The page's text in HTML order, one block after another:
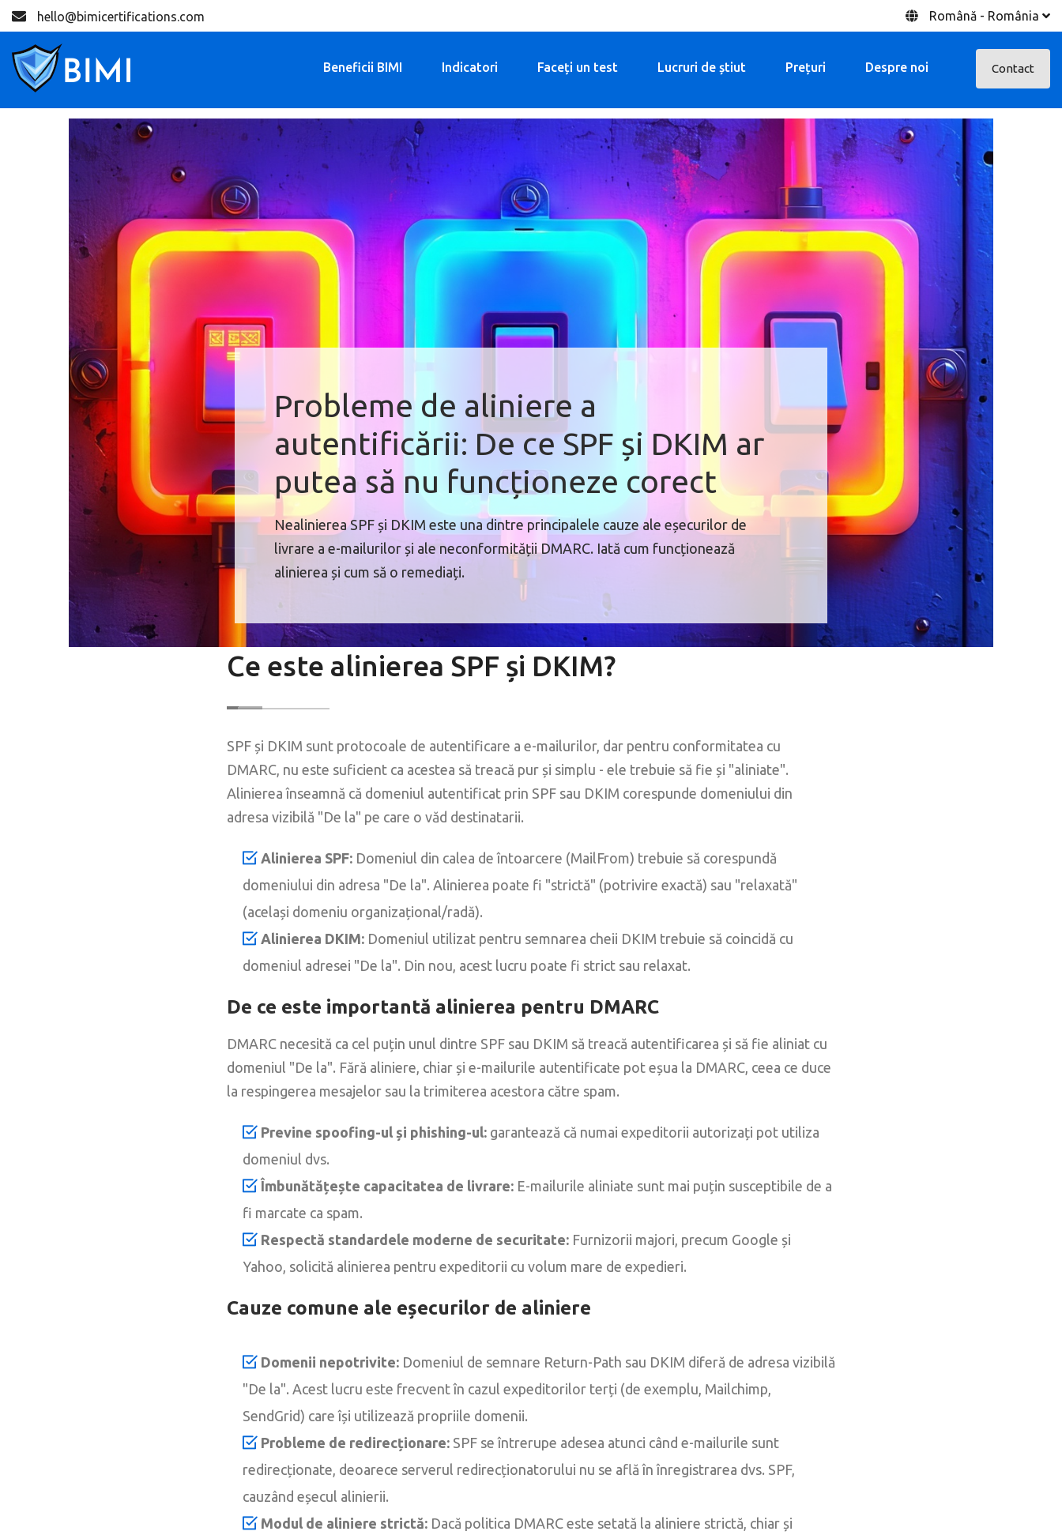
hello@bimicertifications.com Română - România
Beneficii BIMI Indicatori Faceți un test Lucruri de știut Prețuri Despre noi Contact
Probleme de aliniere a
autentificării: De ce SPF și DKIM ar
putea să nu funcționeze corect
Nealinierea SPF și DKIM este una dintre principalele cauze ale eșecurilor de
livrare a e-mailurilor și ale neconformității DMARC. Iată cum funcționează
alinierea și cum să o remediați.
Ce este alinierea SPF și DKIM?
SPF și DKIM sunt protocoale de autentificare a e-mailurilor, dar pentru conformitatea cu
DMARC, nu este suficient ca acestea să treacă pur și simplu - ele trebuie să fie și "aliniate".
Alinierea înseamnă că domeniul autentificat prin SPF sau DKIM corespunde domeniului din
adresa vizibilă "De la" pe care o văd destinatarii.
Alinierea SPF: Domeniul din calea de întoarcere (MailFrom) trebuie să corespundă
domeniului din adresa "De la". Alinierea poate fi "strictă" (potrivire exactă) sau "relaxată"
(același domeniu organizațional/radă).
Alinierea DKIM: Domeniul utilizat pentru semnarea cheii DKIM trebuie să coincidă cu
domeniul adresei "De la". Din nou, acest lucru poate fi strict sau relaxat.
De ce este importantă alinierea pentru DMARC
DMARC necesită ca cel puțin unul dintre SPF sau DKIM să treacă autentificarea și să fie aliniat cu
domeniul "De la". Fără aliniere, chiar și e-mailurile autentificate pot eșua la DMARC, ceea ce duce
la respingerea mesajelor sau la trimiterea acestora către spam.
Previne spoofing-ul și phishing-ul: garantează că numai expeditorii autorizați pot utiliza
domeniul dvs.
Îmbunătățește capacitatea de livrare: E-mailurile aliniate sunt mai puțin susceptibile de a
fi marcate ca spam.
Respectă standardele moderne de securitate: Furnizorii majori, precum Google și
Yahoo, solicită alinierea pentru expeditorii cu volum mare de expedieri.
Cauze comune ale eșecurilor de aliniere
Domenii nepotrivite: Domeniul de semnare Return-Path sau DKIM diferă de adresa vizibilă
"De la". Acest lucru este frecvent în cazul expeditorilor terți (de exemplu, Mailchimp,
SendGrid) care își utilizează propriile domenii.
Probleme de redirecționare: SPF se întrerupe adesea atunci când e-mailurile sunt
redirecționate, deoarece serverul redirecționatorului nu se află în înregistrarea dvs. SPF,
cauzând eșecul alinierii.
Modul de aliniere strictă: Dacă politica DMARC este setată la aliniere strictă, chiar și